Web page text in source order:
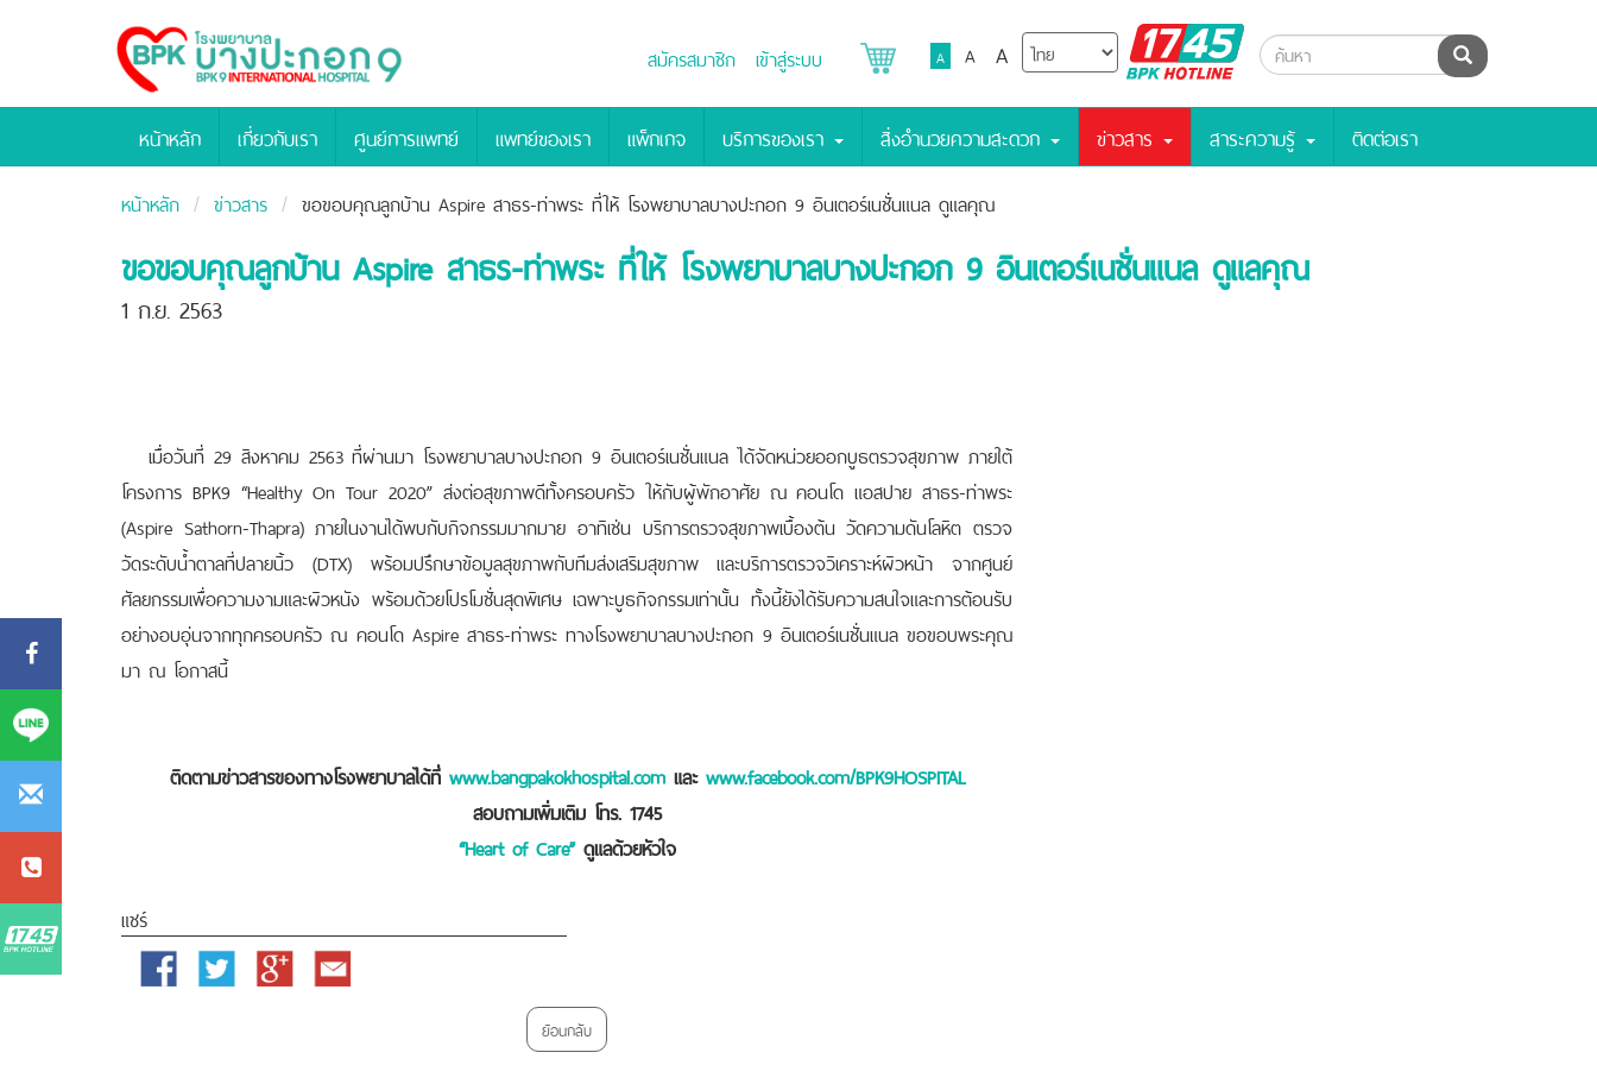
Bangpakok
Hospital
สมัครสมาชิก เข้าสู่ระบบ A A A
BPK
Hotline
ค้นหา
หน้าหลัก เกี่ยวกับเรา ศูนย์การแพทย์ แพทย์ของเรา แพ็กเกจ บริการของเรา สิ่งอำนวยความสะดวก ข่าวสาร สาระความรู้ ติดต่อเรา
หน้าหลัก ข่าวสาร ขอขอบคุณลูกบ้าน Aspire สาธร-ท่าพระ ที่ให้ โรงพยาบาลบางปะกอก 9 อินเตอร์เนชั่นแนล ดูแลคุณ
ขอขอบคุณลูกบ้าน Aspire สาธร-ท่าพระ ที่ให้ โรงพยาบาลบางปะกอก 9 อินเตอร์เนชั่นแนล ดูแลคุณ
1 ก.ย. 2563
เมื่อวันที่ 29 สิงหาคม 2563 ที่ผ่านมา โรงพยาบาลบางปะกอก 9 อินเตอร์เนชั่นแนล ได้จัดหน่วยออกบูธตรวจสุขภาพ ภายใต้
โครงการ BPK9 “Healthy On Tour 2020” ส่งต่อสุขภาพดีทั้งครอบครัว ให้กับผู้พักอาศัย ณ คอนโด แอสปาย สาธร-ท่าพระ
(Aspire Sathorn-Thapra) ภายในงานได้พบกับกิจกรรมมากมาย อาทิเช่น บริการตรวจสุขภาพเบื้องต้น วัดความดันโลหิต ตรวจ
วัดระดับน้ำตาลที่ปลายนิ้ว (DTX) พร้อมปรึกษาข้อมูลสุขภาพกับทีมส่งเสริมสุขภาพ และบริการตรวจวิเคราะห์ผิวหน้า จากศูนย์
ศัลยกรรมเพื่อความงามและผิวหนัง พร้อมด้วยโปรโมชั่นสุดพิเศษ เฉพาะบูธกิจกรรมเท่านั้น ทั้งนี้ยังได้รับความสนใจและการต้อนรับ
อย่างอบอุ่นจากทุกครอบครัว ณ คอนโด Aspire สาธร-ท่าพระ ทางโรงพยาบาลบางปะกอก 9 อินเตอร์เนชั่นแนล ขอขอบพระคุณ
มา ณ โอกาสนี้
ติดตามข่าวสารของทางโรงพยาบาลได้ที่ www.bangpakokhospital.comและ www.facebook.com/BPK9HOSPITAL
สอบถามเพิ่มเติม โทร. 1745
“Heart of Care”ดูแลด้วยหัวใจ
แชร์
Facebook Twitter
Google
Email
ย้อนกลับ